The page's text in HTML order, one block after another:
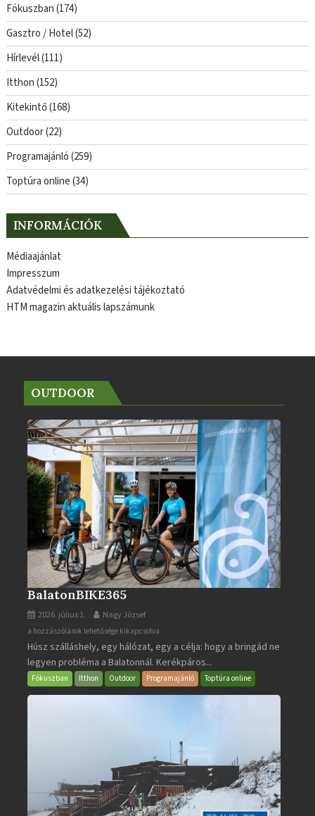
Fókuszban(174)
Gasztro / Hotel(52)
Hírlevél(111)
Itthon(152)
Kitekintő(168)
Outdoor(22)
Programajánló(259)
Toptúra online(34)
INFORMÁCIÓK
Médiaajánlat
Impresszum
Adatvédelmi és adatkezelési tájékoztató
HTM magazin aktuális lapszámunk
OUTDOOR
BalatonBIKE365
2026. július 1. Nagy József
BalatonBIKE365
bejegyzéshez
a hozzászólások lehetősége kikapcsolva
Húsz szálláshely, egy hálózat, egy a célja: hogy a bringád ne
legyen probléma a Balatonnál. Kerékpáros...
Fókuszban Itthon Outdoor Programajánló Toptúra online